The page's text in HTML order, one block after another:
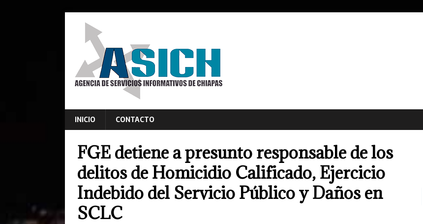
INICIO CONTACTO
FGE detiene a presunto responsable de los
delitos de Homicidio Calificado, Ejercicio
Indebido del Servicio Público y Daños en
SCLC